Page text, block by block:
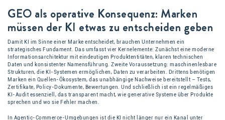
GEO als operative Konsequenz: Marken
müssen der KI etwas zu entscheiden geben
Damit KI im Sinne einer Marke entscheidet, brauchen Unternehmen ein
strategisches Fundament. Das umfasst vier Kernelemente: Zunächst eine moderne
Informationsarchitektur mit eindeutigen Produktentitäten, klaren technischen
Daten und konsistenter Namensführung. Zweite Voraussetzung: maschinenlesbare
Strukturen, die KI-Systemen ermöglichen, Daten zu verarbeiten. Drittens benötigen
Marken ein Quellen-Ökosystem, das unabhängige Nachweise bereitstellt – Tests,
Zertifikate, Policy-Dokumente, Bewertungen. Und schließlich ist ein regelmäßiges
KI-Audit essenziell, das transparent macht, wie generative Systeme über Produkte
sprechen und wo sie Fehler machen.
In Agentic-Commerce-Umgebungen ist die KI nicht länger nur ein Kanal unter